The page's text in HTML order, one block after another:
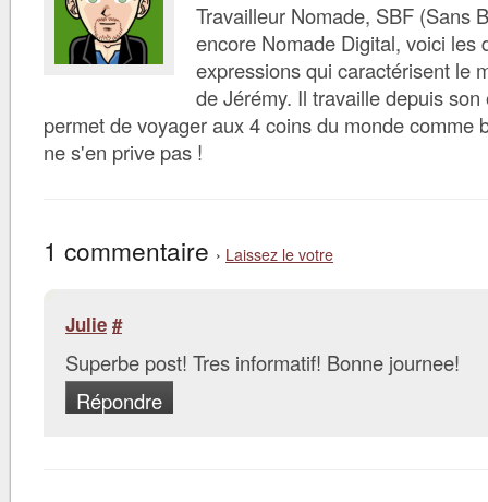
Travailleur Nomade, SBF (Sans
encore Nomade Digital, voici les
expressions qui caractérisent le
de Jérémy. Il travaille depuis
permet de voyager aux 4 coins du monde comme
ne s'en prive pas !
1 commentaire › Laissez le votre
Julie #
Superbe post! Tres informatif! Bonne journee!
Répondre